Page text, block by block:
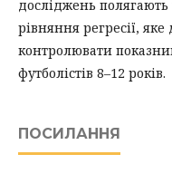
досліджень
рівняння регресії,
контролювати
футболістів 8–12 років.
ПОСИЛАННЯ